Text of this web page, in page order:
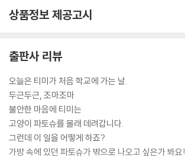
상품정보 제공고시
출판사 리뷰
오늘은 티미가 처음 학교에 가는 날.
두근두근, 조마조마
불안한 마음에 티미는
고양이 파토슈를 몰래 데려갑니다.
그런데 이 일을 어떻게 하죠?
가방 속에 있던 파토슈가 밖으로 나오고 싶은가 봐요!